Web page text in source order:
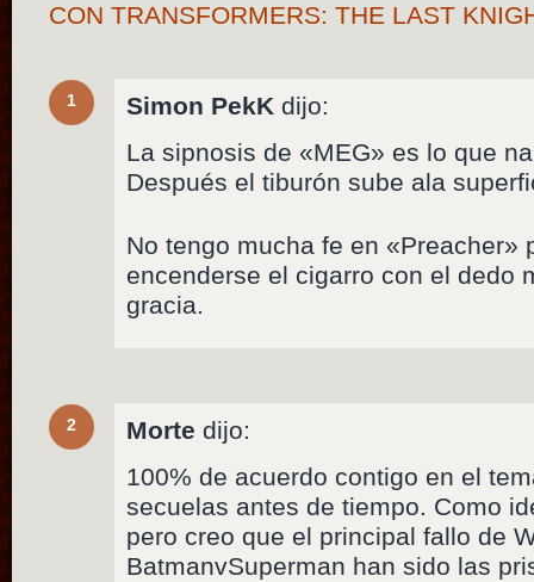
CON TRANSFORMERS: THE LAST
1 Simon PekK dijo:
La sipnosis de «MEG» es lo que
Después el tiburón sube ala
No tengo mucha fe en «Preacher»
encenderse el cigarro con el dedo
gracia.
2 Morte dijo:
100% de acuerdo contigo en el
secuelas antes de tiempo. Como
pero creo que el principal fallo de
BatmanvSuperman han sido las